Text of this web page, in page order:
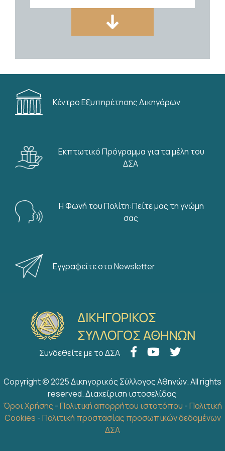
Δραστηριότητες CCBE,Σεμινάρια
On line παρακολούθηση
σεμιναρίου TRAVAR 2- 25.09.2026
instruments
03/08/2026
ΙΣΟΚΡΑΤΗΣ Τράπεζα Νομικών
Βιβλιοθήκη Δικηγορικού Συλλόγου
Εκπτωτικό Πρόγραμμα
Δικηγορικού Συλλόγου Αθηνών
Κέντρο Εξυπηρέτησης Δικηγόρων
Εκπτωτικό Πρόγραμμα για τα μέλη του
ΔΣΑ
Η Φωνή του Πολίτη:Πείτε μας τη γνώμη
σας
Εγγραφείτε στο Newsletter
Συνδεθείτε με το ΔΣΑ
Copyright © 2025 Δικηγορικός Σύλλογος Αθηνών. All rights
reserved.Διαχείριση ιστοσελίδας
Όροι Χρήσης -Πολιτική απορρήτου ιστοτόπου -Πολιτική
Cookies -Πολιτική προστασίας προσωπικών δεδομένων
ΔΣΑ